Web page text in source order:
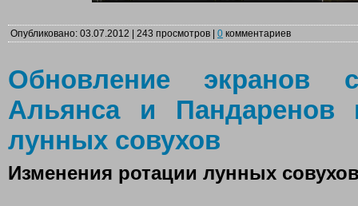
Опубликовано: 03.07.2012 | 243 просмотров | 0 комментариев
Обновление экранов
Альянса и Пандаренов
лунных совухов
Изменения ротации лунных